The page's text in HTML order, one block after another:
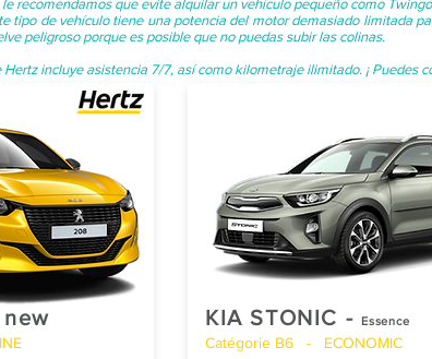
recomendamos que evite alquilar un vehículo pequeño como
tipo de vehículo tiene una potencia del motor demasiado limitada
peligroso porque es posible que no puedas subir las colinas.
Hertz incluye asistencia 7/7, así como kilometraje ilimitado. ¡ Puedes
new KIA STONIC - Essence
Catégorie B6 - ECONOMIC